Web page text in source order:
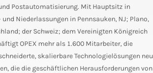
Postautomatisierung. Mit Hauptsitz in
und Niederlassungen in Pennsauken, NJ; Plano,
der Schweiz; dem Vereinigten Königreich
OPEX mehr als 1.600 Mitarbeiter, die
skalierbare Technologielösungen neu
die die geschäftlichen Herausforderungen von